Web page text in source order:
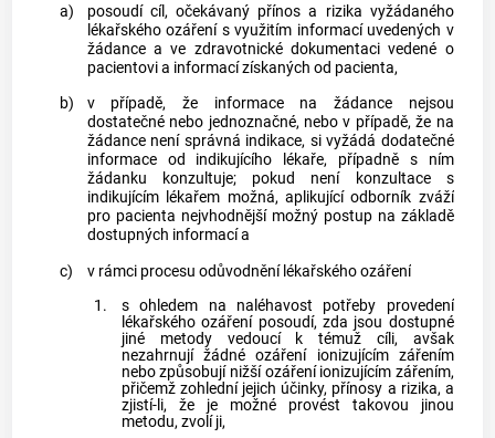
a)
posoudí cíl, očekávaný přínos a rizika vyžádaného
lékařského ozářenís využitím informací uvedených v
žádance a ve zdravotnické dokumentaci vedené o
pacientovi a informací získaných od pacienta,
b)
v případě, že informace na žádance nejsou
dostatečné nebo jednoznačné, nebo v případě, že na
žádance není správná indikace, si vyžádá dodatečné
informace od indikujícího lékaře, případně s ním
žádanku konzultuje; pokud není konzultace s
indikujícím lékařem možná, aplikující odborník zváží
pro pacienta nejvhodnější možný postup na základě
dostupných informací a
c)
v rámci procesu odůvodnění lékařského ozáření
1.
s ohledem na naléhavost potřeby provedení
lékařského ozářeníposoudí, zda jsou dostupné
jiné metody vedoucí k témuž cíli, avšak
nezahrnují žádné ozáření ionizujícím zářením
nebo způsobují nižší ozáření ionizujícím zářením,
přičemž zohlední jejich účinky, přínosy a rizika, a
zjistí-li, že je možné provést takovou jinou
metodu, zvolí ji,